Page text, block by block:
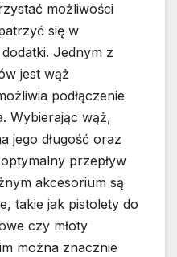
możliwości
się w
Jednym z
jest wąż
podłączenie
Wybierając wąż,
jego długość oraz
przepływ
akcesorium są
takie jak pistolety do
czy młoty
można znacznie